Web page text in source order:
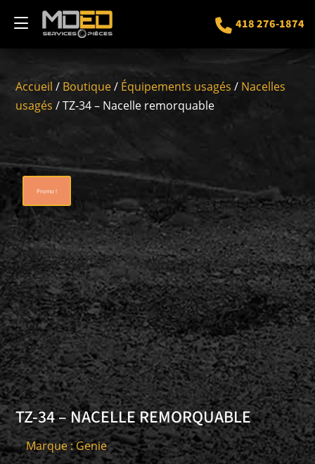
418 276-1874
Accueil / Boutique/ Équipements usagés / Nacelles
usagés / TZ-34 – Nacelle remorquable
Promo !
TZ-34 – NACELLE REMORQUABLE
Marque : Genie